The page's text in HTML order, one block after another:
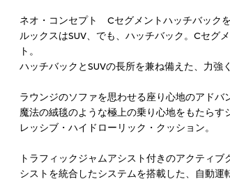
ネオ・コンセプト Cセグメントハッチバック
ルックスはSUV、でも、ハッチバック。Cセグ
ト。
ハッチバックとSUVの長所を兼ね備えた、力強
ラウンジのソファを思わせる座り心地のアドバ
魔法の絨毯のような極上の乗り心地をもたら
レッシブ・ハイドローリック・クッション。
トラフィックジャムアシスト付きのアクティ
シストを統合したシステムを搭載した、自動